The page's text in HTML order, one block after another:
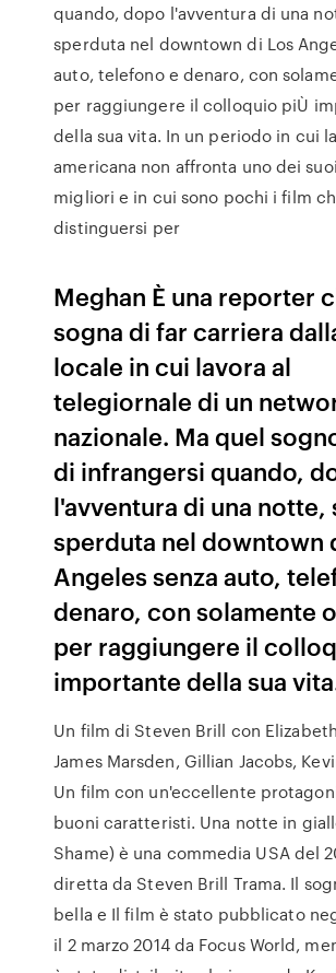
quando, dopo l'avventura di una
sperduta nel downtown di Los
auto, telefono e denaro, con
per raggiungere il colloquio piÙ
della sua vita. In un periodo in cui
americana non affronta uno dei
migliori e in cui sono pochi i film
distinguersi per
Meghan È una reporter
sogna di far carriera
locale in cui lavora al
telegiornale di un
nazionale. Ma quel
di infrangersi quando,
l'avventura di una notte,
sperduta nel downtown
Angeles senza auto,
denaro, con solamente
per raggiungere il
importante della sua
Un film di Steven Brill con
James Marsden, Gillian Jacobs,
Un film con un'eccellente
buoni caratteristi. Una notte in
Shame) è una commedia USA del
diretta da Steven Brill Trama. Il
bella e Il film è stato pubblicato
il 2 marzo 2014 da Focus World,